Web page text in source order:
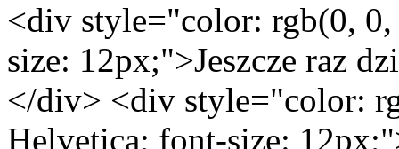
<div style="color: rgb(0,
size: 12px;">Jeszcze raz
</div> <div style="color:
Helvetica; font-size: